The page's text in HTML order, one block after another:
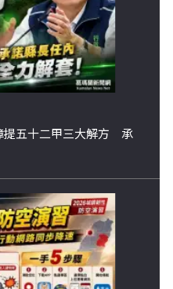
提五十二甲三大解方 承